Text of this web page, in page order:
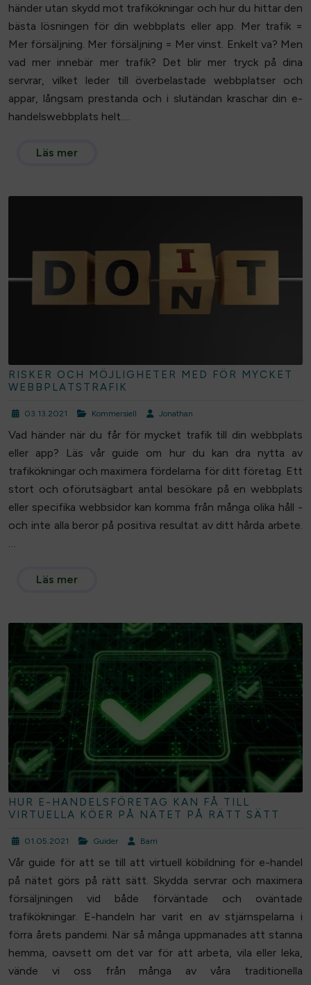
händer utan skydd mot trafikökningar och hur du hittar den
bästa lösningen för din webbplats eller app. Mer trafik =
Mer försäljning. Mer försäljning = Mer vinst. Enkelt va? Men
vad mer innebär mer trafik? Det blir mer tryck på dina
servrar, vilket leder till överbelastade webbplatser och
appar, långsam prestanda och i slutändan kraschar din e-
handelswebbplats helt.…
Läs mer
RISKER OCH MÖJLIGHETER MED FÖR MYCKET
WEBBPLATSTRAFIK
03.13.2021 Kommersiell Jonathan
Vad händer när du får för mycket trafik till din webbplats
eller app? Läs vår guide om hur du kan dra nytta av
trafikökningar och maximera fördelarna för ditt företag. Ett
stort och oförutsägbart antal besökare på en webbplats
eller specifika webbsidor kan komma från många olika håll -
och inte alla beror på positiva resultat av ditt hårda arbete.
…
Läs mer
HUR E-HANDELSFÖRETAG KAN FÅ TILL
VIRTUELLA KÖER PÅ NÄTET PÅ RÄTT SÄTT
01.05.2021 Guider Barri
Vår guide för att se till att virtuell köbildning för e-handel
på nätet görs på rätt sätt. Skydda servrar och maximera
försäljningen vid både förväntade och oväntade
trafikökningar. E-handeln har varit en av stjärnspelarna i
förra årets pandemi. När så många uppmanades att stanna
hemma, oavsett om det var för att arbeta, vila eller leka,
vände vi oss från många av våra traditionella